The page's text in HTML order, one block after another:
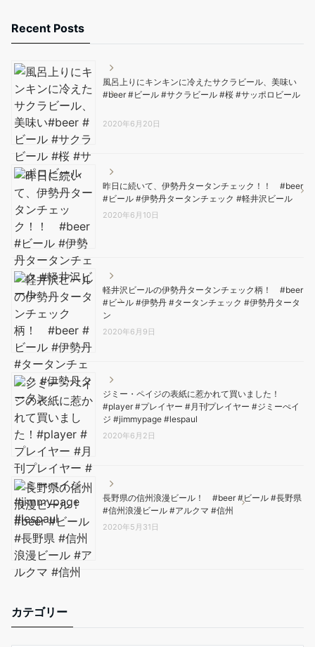
Recent Posts
風呂上りにキンキンに冷えたサクラビール、美味い️
#beer #ビール #サクラビール #桜 #サッポロビール
2020年6月20日
昨日に続いて、伊勢丹タータンチェック！！ #beer
#ビール #伊勢丹タータンチェック #軽井沢ビール
2020年6月10日
軽井沢ビールの伊勢丹タータンチェック柄！ #beer
#ビール #伊勢丹 #タータンチェック #伊勢丹タータ
ン
2020年6月9日
ジミー・ペイジの表紙に惹かれて買いました！
#player #プレイヤー #月刊プレイヤー #ジミーぺイ
ジ #jimmypage #lespaul
2020年6月2日
長野県の信州浪漫ビール！ #beer #ビール #長野県
#信州浪漫ビール #アルクマ #信州
2020年5月31日
カテゴリー